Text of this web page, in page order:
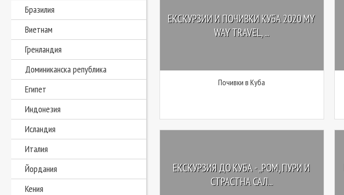
Бразилия
Виетнам
Гренландия
Доминиканска република
Египет
Индонезия
Исландия
Италия
Йордания
Кения
ЕКСКУРЗИИ И ПОЧИВКИ КУБА 2020 MY
WAY TRAVEL, ...
Почивки в Куба
ЕКСКУРЗИЯ ДО КУБА - „РОМ, ПУРИ И
СТРАСТНА САЛ...